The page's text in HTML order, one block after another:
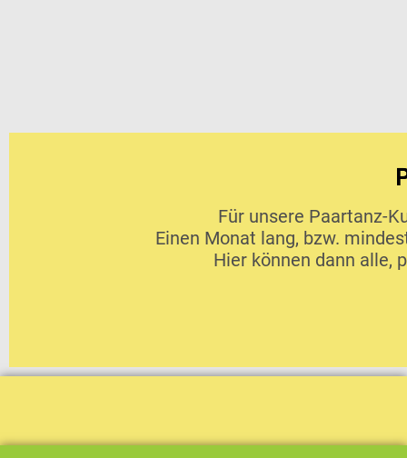
Für unsere Paartanz-
Einen Monat lang, bzw.
Hier können dann alle,